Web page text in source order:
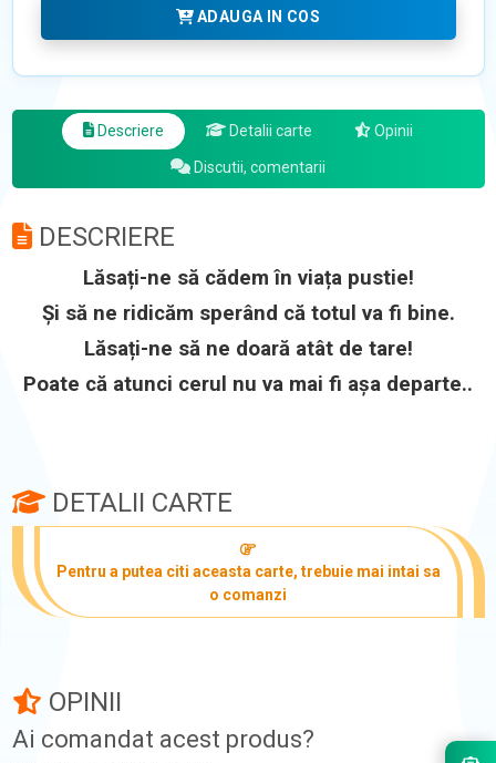
ADAUGA IN COS
Descriere Detalii carte Opinii
Discutii, comentarii
DESCRIERE
Lăsați-ne să cădem în viața pustie!
Și să ne ridicăm sperând că totul va fi bine.
Lăsați-ne să ne doară atât de tare!
Poate că atunci cerul nu va mai fi așa departe..
DETALII CARTE
Pentru a putea citi aceasta carte, trebuie mai intai sa
o comanzi
OPINII
Ai comandat acest produs?